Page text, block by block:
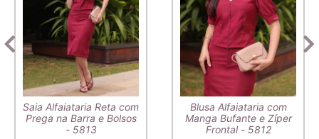
Saia Alfaiataria Reta com
Prega na Barra e Bolsos
- 5813
Blusa Alfaiataria com
Manga Bufante e Zíper
Frontal - 5812